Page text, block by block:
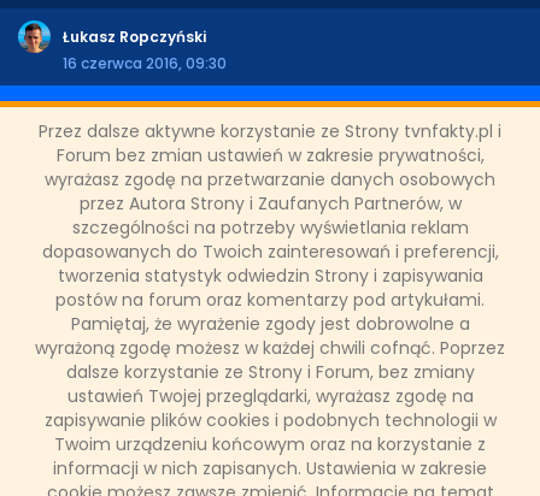
Przez dalsze aktywne korzystanie ze Strony tvnfakty.pl i
Forum bez zmian ustawień w zakresie prywatności,
wyrażasz zgodę na przetwarzanie danych osobowych
przez Autora Strony i Zaufanych Partnerów, w
szczególności na potrzeby wyświetlania reklam
dopasowanych do Twoich zainteresowań i preferencji,
tworzenia statystyk odwiedzin Strony i zapisywania
postów na forum oraz komentarzy pod artykułami.
Pamiętaj, że wyrażenie zgody jest dobrowolne a
wyrażoną zgodę możesz w każdej chwili cofnąć. Poprzez
dalsze korzystanie ze Strony i Forum, bez zmiany
ustawień Twojej przeglądarki, wyrażasz zgodę na
zapisywanie plików cookies i podobnych technologii w
Twoim urządzeniu końcowym oraz na korzystanie z
informacji w nich zapisanych. Ustawienia w zakresie
ODZIAŁY LOKALNE
PARTNERZY
SONDA
Łukasz Ropczyński
16 czerwca 2016, 09:30
CZYTAJ WIĘCEJ
« 71 72 73 74 75 76 77 78
» »»